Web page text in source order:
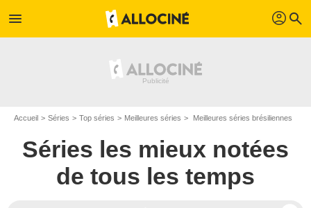
menu profil search
Accueil Séries Top séries Meilleures séries Meilleures séries brésiliennes
Séries les mieux notées
de tous les temps